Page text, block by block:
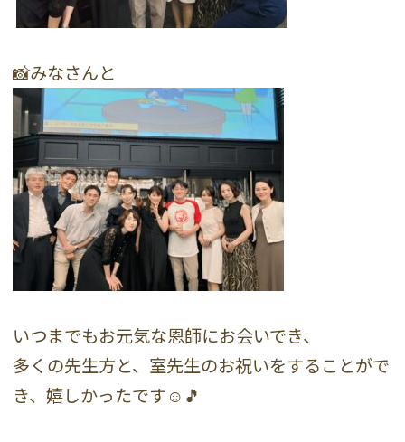
📸みなさんと
いつまでもお元気な恩師にお会いでき、
多くの先生方と、室先生のお祝いをすることがで
き、嬉しかったです☺️🎵